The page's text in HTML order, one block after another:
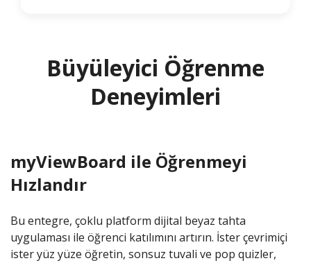
Büyüleyici Öğrenme
Deneyimleri
myViewBoard ile Öğrenmeyi
Hızlandır
Bu entegre, çoklu platform dijital beyaz tahta
uygulaması ile öğrenci katılımını artırın. İster çevrimiçi
ister yüz yüze öğretin, sonsuz tuvali ve pop quizler,